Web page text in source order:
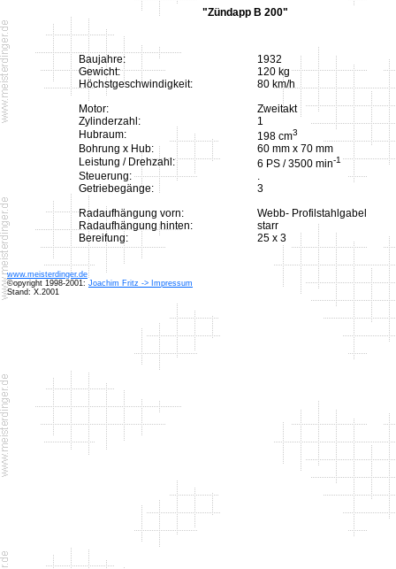
"Zündapp B 200"
Baujahre:
1932
Gewicht:
120 kg
Höchstgeschwindigkeit:
80 km/h
Motor:
Zweitakt
Zylinderzahl:
1
Hubraum:
198 cm3
Bohrung x Hub:
60 mm x 70 mm
Leistung / Drehzahl:
6 PS / 3500 min-1
Steuerung:
.
Getriebegänge:
3
Radaufhängung vorn:
Webb- Profilstahlgabel
Radaufhängung hinten:
starr
Bereifung:
25 x 3
www.meisterdinger.de
©opyright 1998-2001: Joachim Fritz -> Impressum
Stand: X.2001